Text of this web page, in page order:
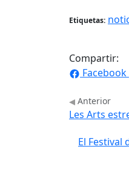
Etiquetas:
Compartir:
Facebook
Anterior
Les Arts
El Festival